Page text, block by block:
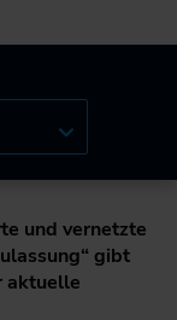
und vernetzte
gibt
aktuelle